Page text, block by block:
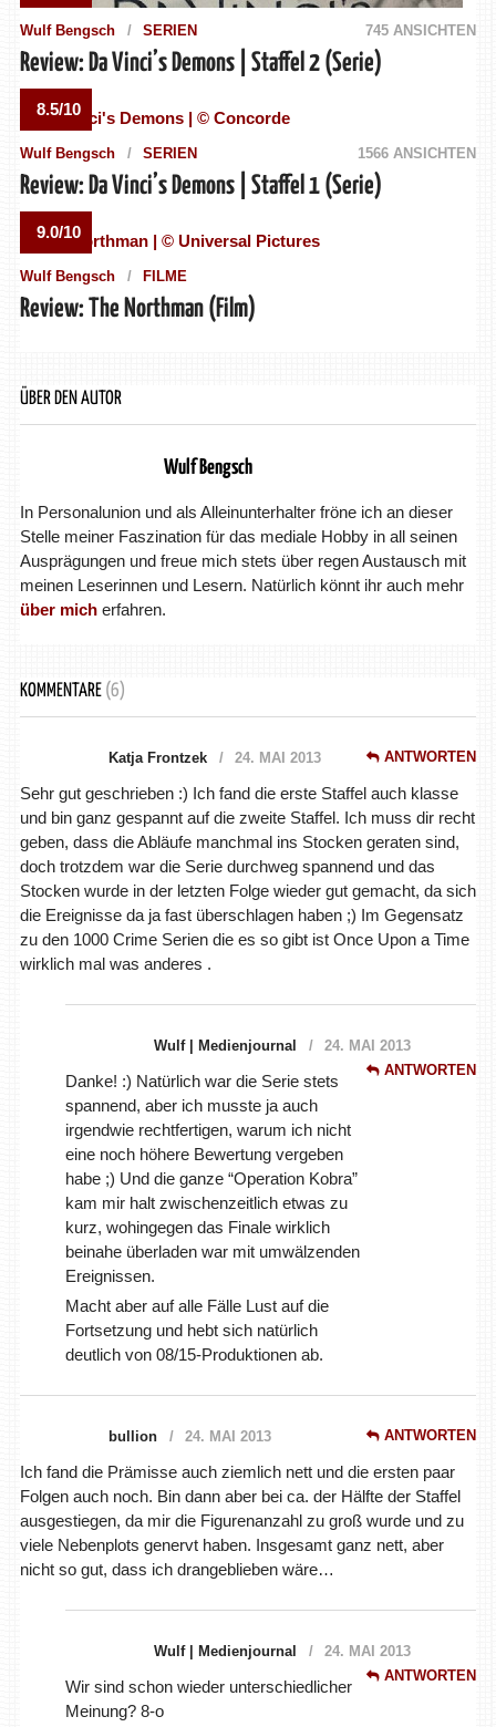
Wulf Bengsch SERIEN 745 ANSICHTEN
Review: Da Vinci’s Demons | Staffel 2 (Serie)
8.5/10
Wulf Bengsch SERIEN 1566 ANSICHTEN
Review: Da Vinci’s Demons | Staffel 1 (Serie)
9.0/10
Wulf Bengsch FILME
Review: The Northman (Film)
ÜBER DEN AUTOR
Wulf Bengsch
In Personalunion und als Alleinunterhalter fröne ich an dieser
Stelle meiner Faszination für das mediale Hobby in all seinen
Ausprägungen und freue mich stets über regen Austausch mit
meinen Leserinnen und Lesern. Natürlich könnt ihr auch mehr
über micherfahren.
KOMMENTARE (6)
Katja Frontzek 24. MAI 2013 ANTWORTEN
Sehr gut geschrieben :) Ich fand die erste Staffel auch klasse
und bin ganz gespannt auf die zweite Staffel. Ich muss dir recht
geben, dass die Abläufe manchmal ins Stocken geraten sind,
doch trotzdem war die Serie durchweg spannend und das
Stocken wurde in der letzten Folge wieder gut gemacht, da sich
die Ereignisse da ja fast überschlagen haben ;) Im Gegensatz
zu den 1000 Crime Serien die es so gibt ist Once Upon a Time
wirklich mal was anderes .
Wulf | Medienjournal
24. MAI 2013
ANTWORTEN
Danke! :) Natürlich war die Serie stets
spannend, aber ich musste ja auch
irgendwie rechtfertigen, warum ich nicht
eine noch höhere Bewertung vergeben
habe ;) Und die ganze “Operation Kobra”
kam mir halt zwischenzeitlich etwas zu
kurz, wohingegen das Finale wirklich
beinahe überladen war mit umwälzenden
Ereignissen.
Macht aber auf alle Fälle Lust auf die
Fortsetzung und hebt sich natürlich
deutlich von 08/15-Produktionen ab.
bullion 24. MAI 2013 ANTWORTEN
Ich fand die Prämisse auch ziemlich nett und die ersten paar
Folgen auch noch. Bin dann aber bei ca. der Hälfte der Staffel
ausgestiegen, da mir die Figurenanzahl zu groß wurde und zu
viele Nebenplots genervt haben. Insgesamt ganz nett, aber
nicht so gut, dass ich drangeblieben wäre…
Wulf | Medienjournal
24. MAI 2013
ANTWORTEN
Wir sind schon wieder unterschiedlicher
Meinung? 8-o